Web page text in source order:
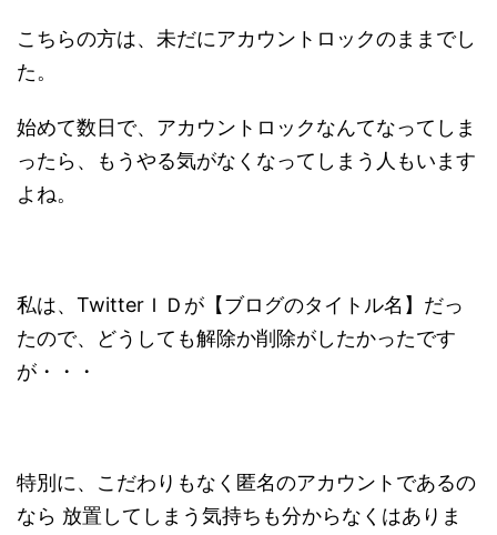
こちらの方は、未だにアカウントロックのままでし
た。
始めて数日で、アカウントロックなんてなってしま
ったら、もうやる気がなくなってしまう人もいます
よね。
私は、TwitterＩＤが【ブログのタイトル名】だっ
たので、どうしても解除か削除がしたかったです
が・・・
特別に、こだわりもなく匿名のアカウントであるの
なら 放置してしまう気持ちも分からなくはありま